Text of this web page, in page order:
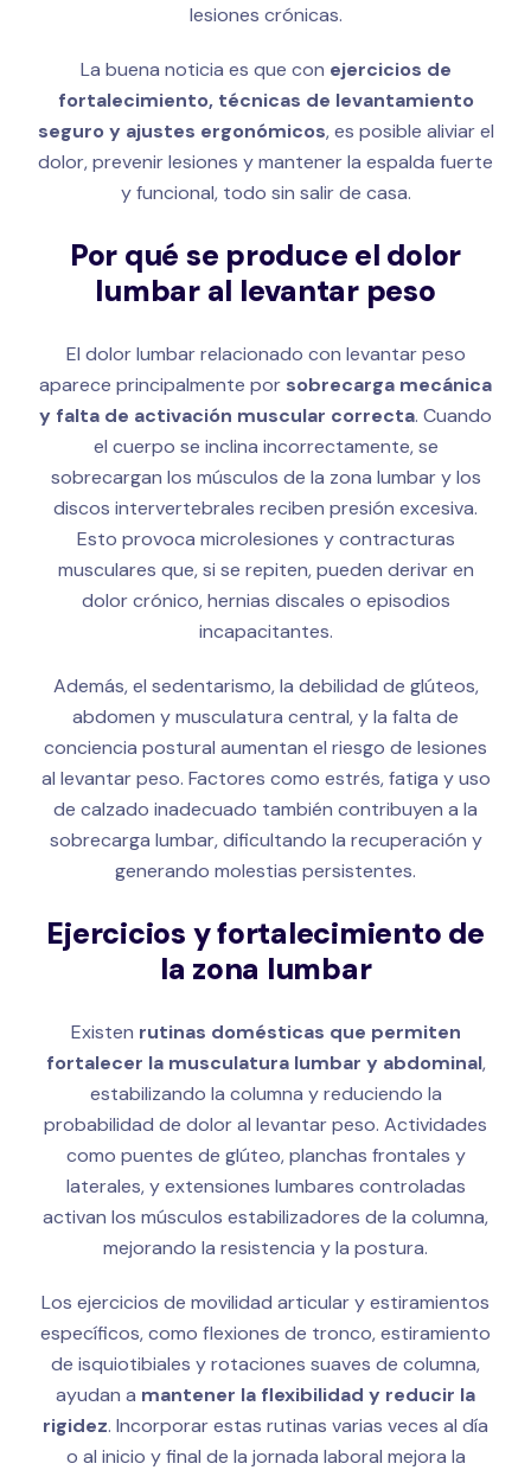
lesiones crónicas.
La buena noticia es que con ejercicios de
fortalecimiento, técnicas de levantamiento
seguro y ajustes ergonómicos, es posible aliviar el
dolor, prevenir lesiones y mantener la espalda fuerte
y funcional, todo sin salir de casa.
Por qué se produce el dolor
lumbar al levantar peso
El dolor lumbar relacionado con levantar peso
aparece principalmente por sobrecarga mecánica
y falta de activación muscular correcta. Cuando
el cuerpo se inclina incorrectamente, se
sobrecargan los músculos de la zona lumbar y los
discos intervertebrales reciben presión excesiva.
Esto provoca microlesiones y contracturas
musculares que, si se repiten, pueden derivar en
dolor crónico, hernias discales o episodios
incapacitantes.
Además, el sedentarismo, la debilidad de glúteos,
abdomen y musculatura central, y la falta de
conciencia postural aumentan el riesgo de lesiones
al levantar peso. Factores como estrés, fatiga y uso
de calzado inadecuado también contribuyen a la
sobrecarga lumbar, dificultando la recuperación y
generando molestias persistentes.
Ejercicios y fortalecimiento de
la zona lumbar
Existen rutinas domésticas que permiten
fortalecer la musculatura lumbar y abdominal,
estabilizando la columna y reduciendo la
probabilidad de dolor al levantar peso. Actividades
como puentes de glúteo, planchas frontales y
laterales, y extensiones lumbares controladas
activan los músculos estabilizadores de la columna,
mejorando la resistencia y la postura.
Los ejercicios de movilidad articular y estiramientos
específicos, como flexiones de tronco, estiramiento
de isquiotibiales y rotaciones suaves de columna,
ayudan a mantener la flexibilidad y reducir la
rigidez. Incorporar estas rutinas varias veces al día
o al inicio y final de la jornada laboral mejora la